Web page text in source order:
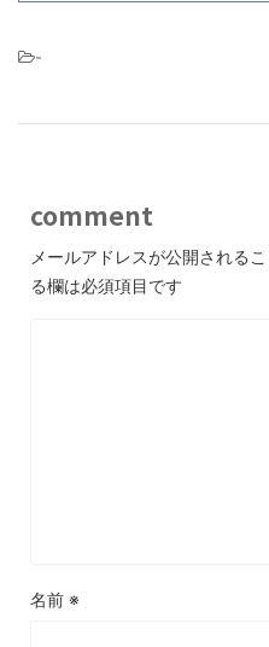
-
comment
メールアドレスが公開されるこ
る欄は必須項目です
名前 ※